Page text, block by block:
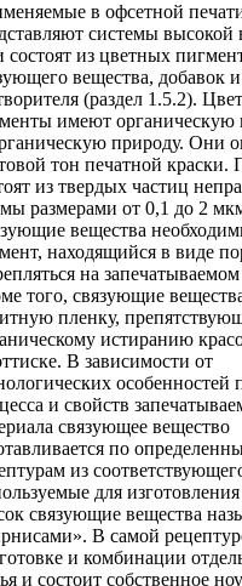
в офсетной
системы высокой
из цветных
вещества, добавок и
(раздел 1.5.2).
имеют органическую
природу. Они
тон печатной краски.
из твердых частиц
размерами от 0,1 до 2
вещества
находящийся в виде
на
того, связующие
пленку,
истиранию
В зависимости от
особенностей
и свойств
связующее вещество
по
из
для
связующие вещества
В самой
и комбинации
и состоит собственное